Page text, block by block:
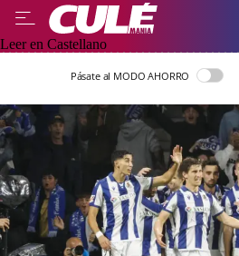
Leer en Castellano
Pásate al MODO AHORRO